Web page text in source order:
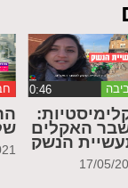
האקלים
הנשק
17/05/